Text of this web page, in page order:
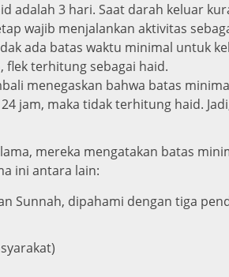
adalah 3 hari. Saat darah keluar
wajib menjalankan aktivitas
ada batas waktu minimal untuk
flek terhitung sebagai haid.
menegaskan bahwa batas
jam, maka tidak terhitung haid.
mereka mengatakan batas
ini antara lain:
Sunnah, dipahami dengan tiga